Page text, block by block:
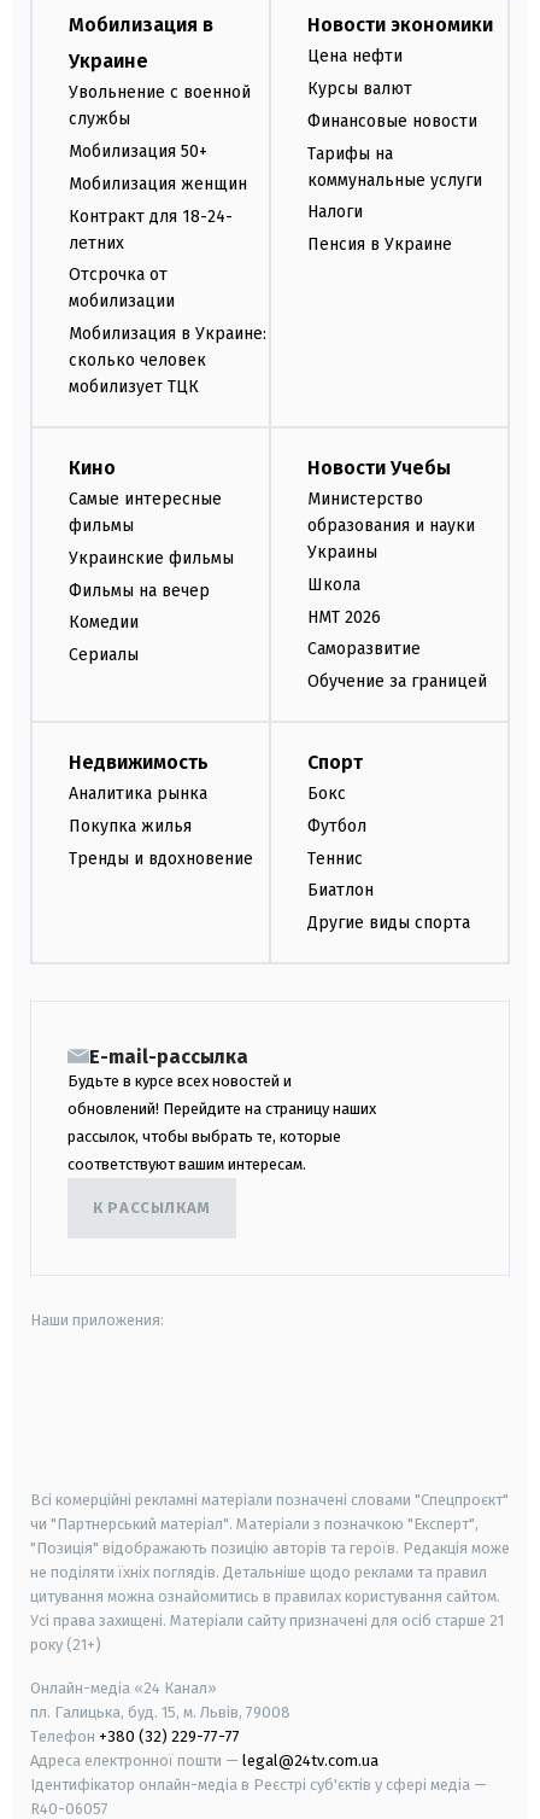
Мобилизация в
Украине
Увольнение с военной
службы
Мобилизация 50+
Мобилизация женщин
Контракт для 18-24-
летних
Отсрочка от
мобилизации
Мобилизация в Украине:
сколько человек
мобилизует ТЦК
Новости экономики
Цена нефти
Курсы валют
Финансовые новости
Тарифы на
коммунальные услуги
Налоги
Пенсия в Украине
Кино
Самые интересные
фильмы
Украинские фильмы
Фильмы на вечер
Комедии
Сериалы
Новости Учебы
Министерство
образования и науки
Украины
Школа
НМТ 2026
Саморазвитие
Обучение за границей
Недвижимость
Аналитика рынка
Покупка жилья
Тренды и вдохновение
Спорт
Бокс
Футбол
Теннис
Биатлон
Другие виды спорта
E-mail-рассылка
Будьте в курсе всех новостей и
обновлений! Перейдите на страницу наших
рассылок, чтобы выбрать те, которые
соответствуют вашим интересам.
К РАССЫЛКАМ
Наши приложения:
Всі комерційні рекламні матеріали позначені словами "Спецпроєкт"
чи "Партнерський матеріал". Матеріали з позначкою "Експерт",
"Позиція" відображають позицію авторів та героїв. Редакція може
не поділяти їхніх поглядів. Детальніше щодо реклами та правил
цитування можна ознайомитись в правилах користування сайтом.
Усі права захищені. Матеріали сайту призначені для осіб старше 21
року (21+)
Онлайн-медіа «24 Канал»
пл. Галицька, буд. 15, м. Львів, 79008
Телефон +380 (32) 229-77-77
Адреса електронної пошти — legal@24tv.com.ua
Ідентифікатор онлайн-медіа в Реєстрі суб'єктів у сфері медіа —
R40-06057